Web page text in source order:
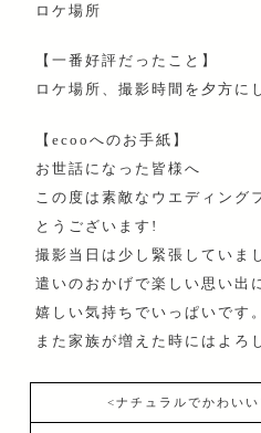
ロケ場所
【一番好評だったこと】
ロケ場所、撮影時間を夕方に
【ecooへのお手紙】
お世話になった皆様へ
この度は素敵なウエディング
とうございます!
撮影当日は少し緊張していま
遣いのおかげで楽しい思い出
嬉しい気持ちでいっぱいです。
また家族が増えた時にはよろ
<ナチュラルでかわい